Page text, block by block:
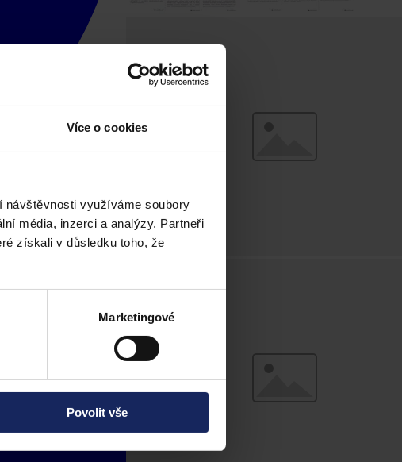
Více o cookies
návštěvnosti využíváme soubory
média, inzerci a analýzy. Partneři
získali v důsledku toho, že
Marketingové
Povolit vše